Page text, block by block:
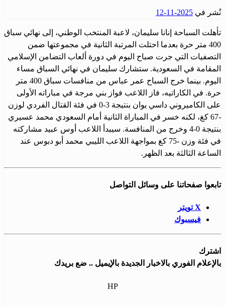
نُشر في 2025-11-12
تأهلت السباحة إنانا سليمان، لاعبة المنتخب الوطني، إلى نهائي سباق
400 متر حرة بعدما احتلت المرتبة الثانية في مجموعتها ضمن
التصفيات التي جرت صباح اليوم في دورة ألعاب التضامن الإسلامي
المقامة في السعودية. ستشارك سليمان في نهائي السباق مساء
اليوم. بينما خرج السباح عمر عباس من منافسات سباق 400 متر
حرة. في الكاراتيه، فاز اللاعب فواز بني مرجة في مباراته الأولى
على الكاميروني داسي يوان بنتيجة 3-0 في فئة القتال الفردي لوزن
-67 كغ، لكنه خسر في المباراة الثانية أمام السعودي محمد عسيري
بنتيجة 0-4 وخرج من المنافسة. سيبدأ اللاعب أوس عبيد مشاركته
في فئة وزن -75 كغ بمواجهة اللاعب الليبي محمد أبو دبوس عند
الساعة الثالثة بعد الظهر.
تابعوا صفحاتنا على وسائل التواصل
X تويتر
فيسبوك
اشترك
بالإعلام الفوري بالاخبار الجديدة بالإيميل .. ضع بريدك
HP